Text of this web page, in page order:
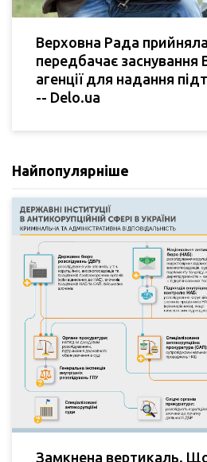
Верховна Рада
передбачає заснування
агенції для надання
-- Delo.ua
Найпопулярніше
Замкнена вертикаль.